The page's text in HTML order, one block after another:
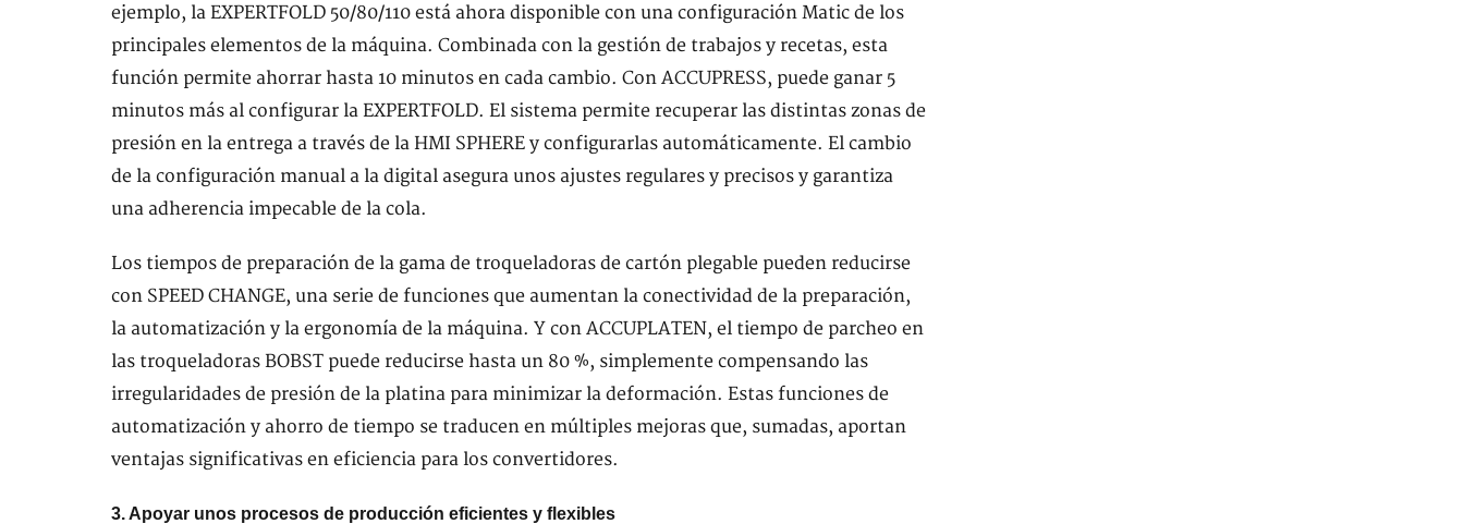
ejemplo, la EXPERTFOLD 50/80/110 está ahora disponible con una configuración Matic de los
principales elementos de la máquina. Combinada con la gestión de trabajos y recetas, esta
función permite ahorrar hasta 10 minutos en cada cambio. Con ACCUPRESS, puede ganar 5
minutos más al configurar la EXPERTFOLD. El sistema permite recuperar las distintas zonas de
presión en la entrega a través de la HMI SPHERE y configurarlas automáticamente. El cambio
de la configuración manual a la digital asegura unos ajustes regulares y precisos y garantiza
una adherencia impecable de la cola.
Los tiempos de preparación de la gama de troqueladoras de cartón plegable pueden reducirse
con SPEED CHANGE, una serie de funciones que aumentan la conectividad de la preparación,
la automatización y la ergonomía de la máquina. Y con ACCUPLATEN, el tiempo de parcheo en
las troqueladoras BOBST puede reducirse hasta un 80 %, simplemente compensando las
irregularidades de presión de la platina para minimizar la deformación. Estas funciones de
automatización y ahorro de tiempo se traducen en múltiples mejoras que, sumadas, aportan
ventajas significativas en eficiencia para los convertidores.
3. Apoyar unos procesos de producción eficientes y flexibles